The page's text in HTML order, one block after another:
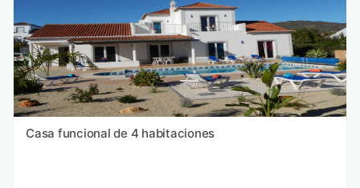
Casa funcional de 4 habitaciones